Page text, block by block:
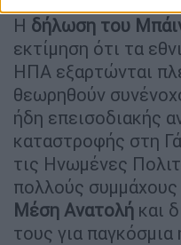
Η δήλωση του
εκτίμηση ότι τα
ΗΠΑ εξαρτώνται
θεωρηθούν
ήδη επεισοδιακής
καταστροφής στη
τις Ηνωμένες
πολλούς
Μέση Ανατολή και
τους για παγκόσμια